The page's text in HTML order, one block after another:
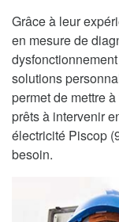
Grâce à leur
en mesure de
solutions
permet de mettre
prêts à intervenir
électricité Piscop
besoin.